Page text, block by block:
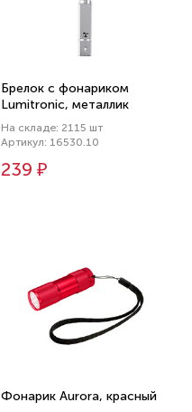
Брелок с фонариком
Lumitronic, металлик
На складе: 2115 шт
Артикул: 16530.10
239 ₽
Фонарик Aurora, красный